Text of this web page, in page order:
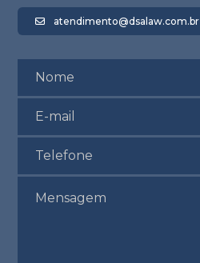
atendimento@dsalaw.com.br